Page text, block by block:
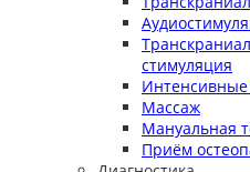
стимуляция
Массаж
Мануальная
Приём